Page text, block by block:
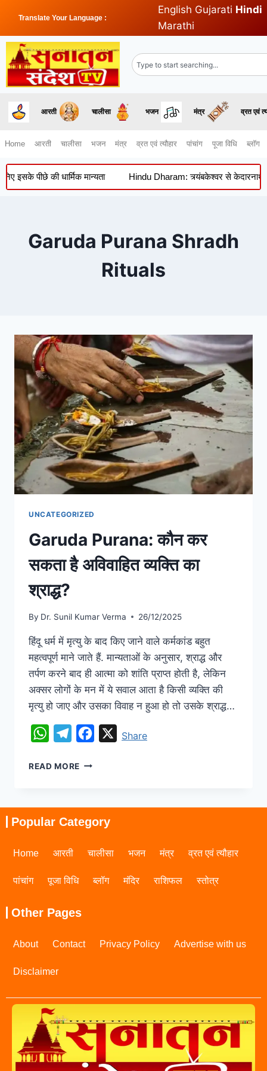
Translate Your Language :
English Gujarati Hindi
Marathi
आरती चालीसा भजन मंत्र व्रत एवं
Home आरती चालीसा भजन मंत्र व्रत एवं त्यौहार पांचांग पूजा विधि ब्लॉग
पीछे की धार्मिक मान्यता Hindu Dharam: त्र्यंबकेश्वर से केदारनाथ-
Garuda Purana Shradh
Rituals
UNCATEGORIZED
Garuda Purana: कौन कर
सकता है अविवाहित व्यक्ति का
श्राद्ध?
By Dr. Sunil Kumar Verma 26/12/2025
हिंदू धर्म में मृत्यु के बाद किए जाने वाले कर्मकांड बहुत
महत्वपूर्ण माने जाते हैं. मान्यताओं के अनुसार, श्राद्ध और
तर्पण करने बाद ही आत्मा को शांति प्राप्त होती है, लेकिन
अक्सर लोगों के मन में ये सवाल आता है किसी व्यक्ति की
मृत्यु हो जाए और उसका विवाह न हुआ हो तो उसके श्राद्ध…
WhatsAppTelegramFacebook
XShare
READ MORE
Popular Category
Home आरती चालीसा भजन मंत्र व्रत एवं त्यौहार
पांचांग पूजा विधि ब्लॉग मंदिर राशिफल स्तोत्र
Other Pages
About Contact Privacy Policy Advertise with us
Disclaimer